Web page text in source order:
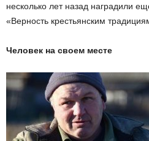
несколько лет назад наградили
«Верность крестьянским
Человек на своем месте